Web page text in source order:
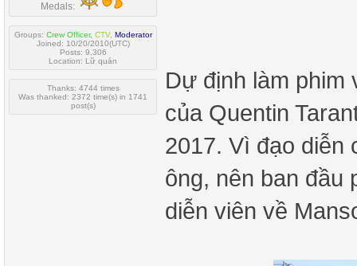
Medals:
Groups: Crew Officer, CTV, Moderator
Joined: 10/20/2010(UTC)
Posts: 9,306
Location: Lữ quán
Thanks: 4744 times
Was thanked: 2372 time(s) in 1741
post(s)
Dự định làm phim
của Quentin
2017. Vì đạo diễn
ông, nên ban đầu
diễn viên về